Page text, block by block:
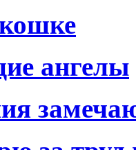
ангелы